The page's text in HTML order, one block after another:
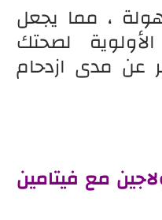
، مما يجعل
لصحتك
عن مدى ازدحام
مع فيتامين